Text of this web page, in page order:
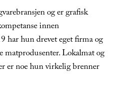
og er grafisk
innen
har hun drevet eget firma og
matprodusenter. Lokalmat og
er noe hun virkelig brenner